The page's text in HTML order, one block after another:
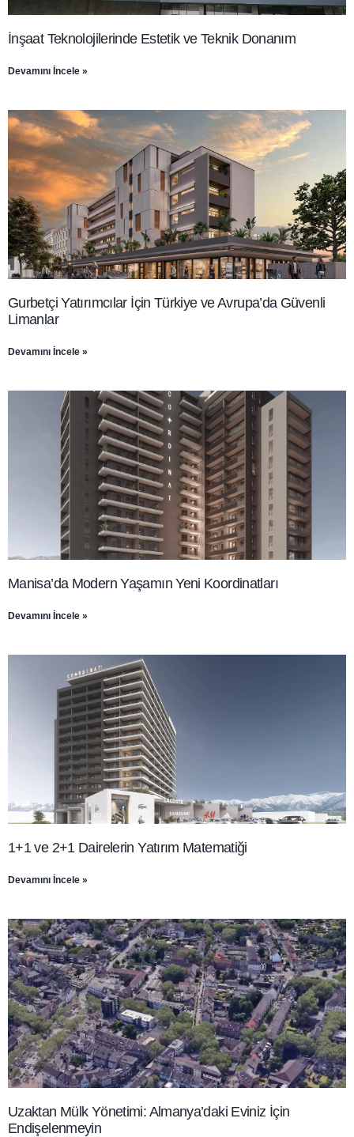
İnşaat Teknolojilerinde Estetik ve Teknik Donanım
Devamını İncele »
Gurbetçi Yatırımcılar İçin Türkiye ve Avrupa’da Güvenli
Limanlar
Devamını İncele »
Manisa’da Modern Yaşamın Yeni Koordinatları
Devamını İncele »
1+1 ve 2+1 Dairelerin Yatırım Matematiği
Devamını İncele »
Uzaktan Mülk Yönetimi: Almanya’daki Eviniz İçin
Endişelenmeyin